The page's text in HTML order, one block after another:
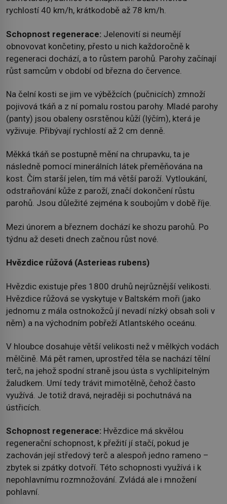
rychlostí 40 km/h, krátkodobě až 78 km/h.
Schopnost regenerace: Jelenovití si neumějí
obnovovat končetiny, přesto u nich každoročně k
regeneraci dochází, a to růstem parohů. Parohy začínají
růst samcům v období od března do července.
Na čelní kosti se jim ve výběžcích (pučnicích) zmnoží
pojivová tkáň a z ní pomalu rostou parohy. Mladé parohy
(panty) jsou obaleny osrstěnou kůží (lýčím), která je
vyživuje. Přibývají rychlostí až 2 cm denně.
Měkká tkáň se postupně mění na chrupavku, ta je
následně pomocí minerálních látek přeměňována na
kost. Čím starší jelen, tím má větší paroží. Vytloukání,
odstraňování kůže z paroží, značí dokončení růstu
parohů. Jsou důležité zejména k soubojům v době říje.
Mezi únorem a březnem dochází ke shozu parohů. Po
týdnu až deseti dnech začnou růst nové.
Hvězdice růžová (Asterieas rubens)
Hvězdic existuje přes 1800 druhů nejrůznější velikosti.
Hvězdice růžová se vyskytuje v Baltském moři (jako
jednomu z mála ostnokožců jí nevadí nízký obsah soli v
něm) a na východním pobřeží Atlantského oceánu.
V hloubce dosahuje větší velikosti než v mělkých vodách
mělčině. Má pět ramen, uprostřed těla se nachází tělní
terč, na jehož spodní straně jsou ústa s vychlípitelným
žaludkem. Umí tedy trávit mimotělně, čehož často
využívá. Je totiž dravá, nejraději si pochutnává na
ústřicích.
Schopnost regenerace: Hvězdice má skvělou
regenerační schopnost, k přežití jí stačí, pokud je
zachován její středový terč a alespoň jedno rameno –
zbytek si zpátky dotvoří. Této schopnosti využívá i k
nepohlavnímu rozmnožování. Zvládá ale i množení
pohlavní.